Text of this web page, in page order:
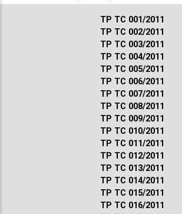
ТР ТС 001/2011
ТР ТС 002/2011
ТР ТС 003/2011
ТР ТС 004/2011
ТР ТС 005/2011
ТР ТС 006/2011
ТР ТС 007/2011
ТР ТС 008/2011
ТР ТС 009/2011
ТР ТС 010/2011
ТР ТС 011/2011
ТР ТС 012/2011
ТР ТС 013/2011
ТР ТС 014/2011
ТР ТС 015/2011
ТР ТС 016/2011